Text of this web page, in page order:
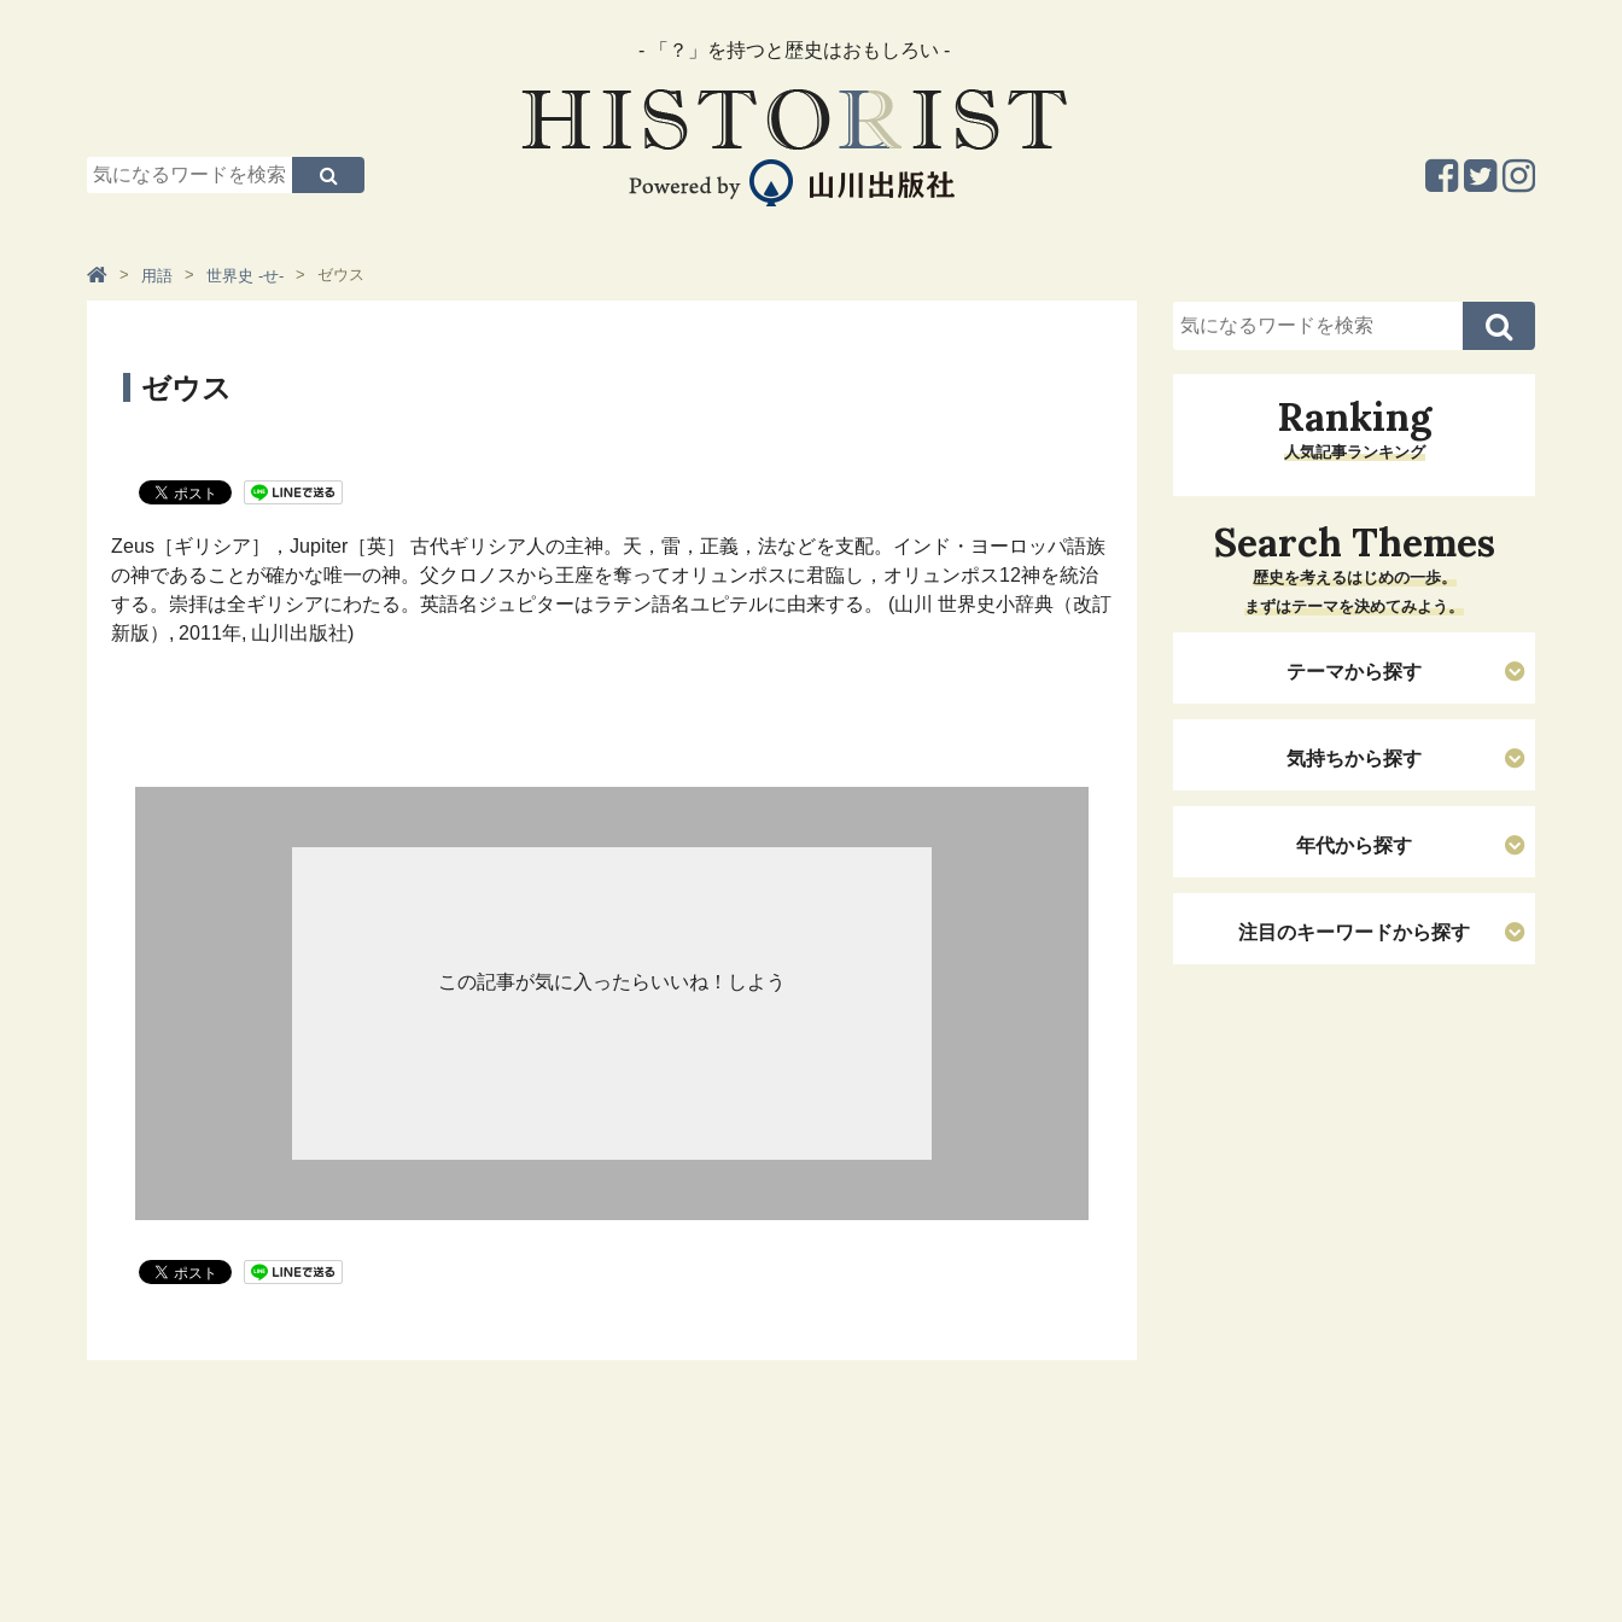
- 「？」を持つと歴史はおもしろい -
用語 世界史 -せ- ゼウス
ゼウス
Zeus［ギリシア］，Jupiter［英］ 古代ギリシア人の主神。天，雷，正義，法などを支配。インド・ヨーロッパ語族
の神であることが確かな唯一の神。父クロノスから王座を奪ってオリュンポスに君臨し，オリュンポス12神を統治
する。崇拝は全ギリシアにわたる。英語名ジュピターはラテン語名ユピテルに由来する。 (山川 世界史小辞典（改訂
新版）, 2011年, 山川出版社)
この記事が気に入ったらいいね！しよう
Ranking
人気記事ランキング
Search Themes
歴史を考えるはじめの一歩。
まずはテーマを決めてみよう。
テーマから探す
気持ちから探す
年代から探す
注目のキーワードから探す